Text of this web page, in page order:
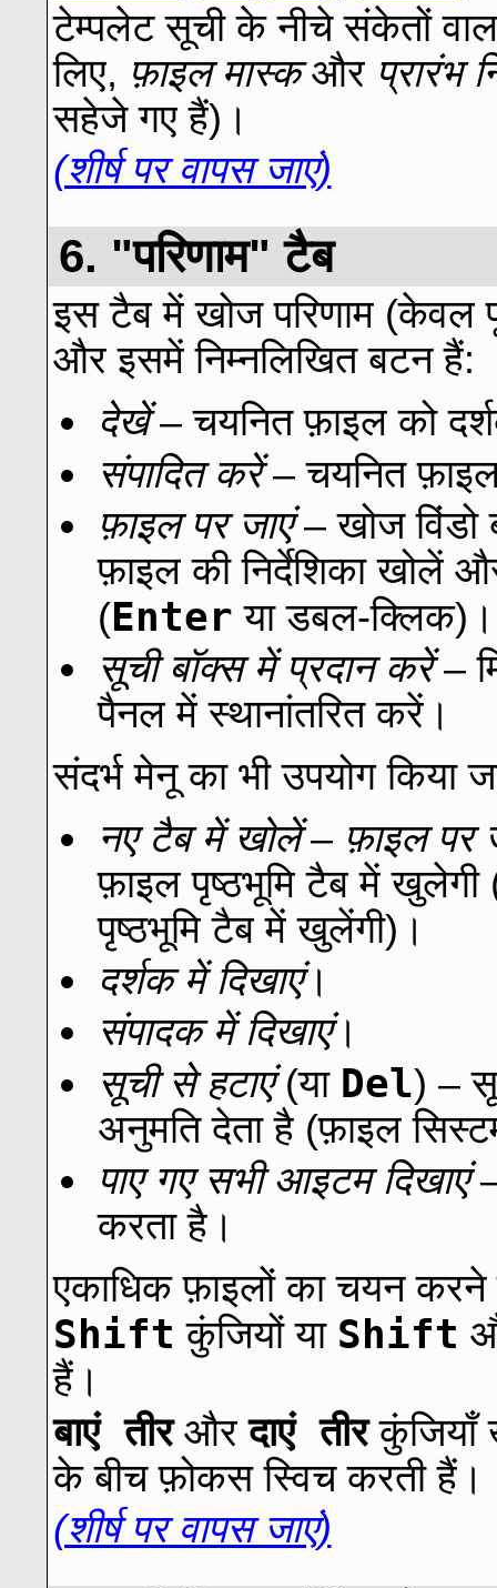
टेम्पलेट सूची के नीचे संकेतों
लिए, फ़ाइल मास्कऔर प्रारंभ
सहेजे गए हैं)।
(शीर्ष पर वापस जाएं)
6. "परिणाम" टैब
इस टैब में खोज परिणाम (केवल
और इसमें निम्नलिखित बटन हैं:
देखें– चयनित फ़ाइल को
संपादित करें– चयनित
फ़ाइल पर जाएं– खोज विंडो
फ़ाइल की निर्देशिका खोलें
(Enter या डबल-क्लिक)।
सूची बॉक्स में प्रदान करें–
पैनल में स्थानांतरित करें।
संदर्भ मेनू का भी उपयोग किया
नए टैब में खोलें– फ़ाइल पर
फ़ाइल पृष्ठभूमि टैब में
पृष्ठभूमि टैब में खुलेंगी)।
दर्शक में दिखाएं।
संपादक में दिखाएं।
सूची से हटाएं(या Del) –
अनुमति देता है (फ़ाइल
पाए गए सभी आइटम दिखाएं–
करता है।
एकाधिक फ़ाइलों का चयन
Shift कुंजियों या Shift
हैं।
बाएं तीरऔरदाएं तीरकुंजियाँ
के बीच फ़ोकस स्विच करती हैं।
(शीर्ष पर वापस जाएं)